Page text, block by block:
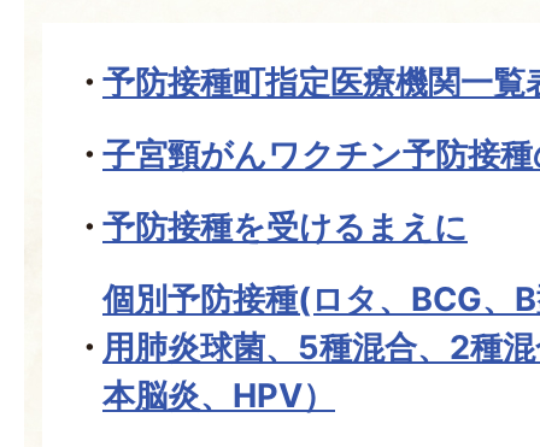
予防接種町指定医療機関一覧
子宮頸がんワクチン予防接
予防接種を受けるまえに
個別予防接種(ロタ、BCG、
用肺炎球菌、5種混合、2種
本脳炎、HPV）